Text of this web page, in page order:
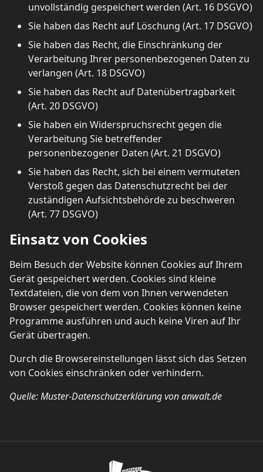
unvollständig gespeichert werden (Art. 16 DSGVO)
Sie haben das Recht auf Löschung (Art. 17 DSGVO)
Sie haben das Recht, die Einschränkung der
Verarbeitung Ihrer personenbezogenen Daten zu
verlangen (Art. 18 DSGVO)
Sie haben das Recht auf Datenübertragbarkeit
(Art. 20 DSGVO)
Sie haben ein Widerspruchsrecht gegen die
Verarbeitung Sie betreffender
personenbezogener Daten (Art. 21 DSGVO)
Sie haben das Recht, sich bei einem vermuteten
Verstoß gegen das Datenschutzrecht bei der
zuständigen Aufsichtsbehörde zu beschweren
(Art. 77 DSGVO)
Einsatz von Cookies
Beim Besuch der Website können Cookies auf Ihrem
Gerät gespeichert werden. Cookies sind kleine
Textdateien, die von dem von Ihnen verwendeten
Browser gespeichert werden. Cookies können keine
Programme ausführen und auch keine Viren auf Ihr
Gerät übertragen.
Durch die Browsereinstellungen lässt sich das Setzen
von Cookies einschränken oder verhindern.
Quelle: Muster-Datenschutzerklärung von anwalt.de